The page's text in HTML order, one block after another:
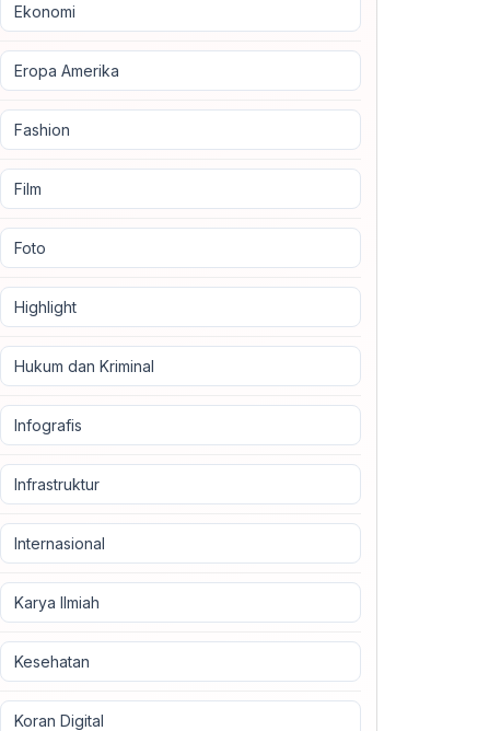
Ekonomi
Eropa Amerika
Fashion
Film
Foto
Highlight
Hukum dan Kriminal
Infografis
Infrastruktur
Internasional
Karya Ilmiah
Kesehatan
Koran Digital